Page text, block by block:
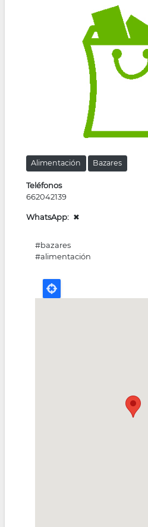
navegación
Alimentación Bazares
Teléfonos
662042139
WhatsApp ✖
#bazares
#alimentación